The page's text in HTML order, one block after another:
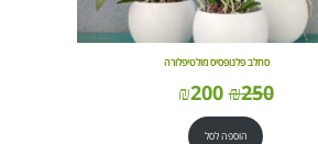
סחלב פלנופסיס מולטיפלורה
₪250
₪200
הוספה לסל